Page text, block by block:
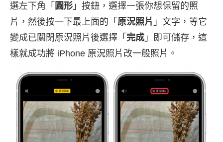
選左下角「 圓形 」按鈕，選擇一張你想保留的照
片，然後按一下最上面的「 原況照片 」文字，等它
變成已關閉原況照片後選擇「 完成 」即可儲存，這
樣就成功將 iPhone 原況照片改一般照片。